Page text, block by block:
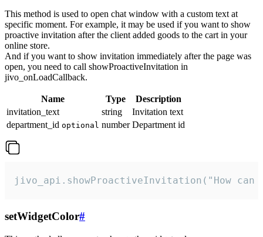
This method is used to open chat window with a custom text at
specific moment. For example, it may be used if you want to show
proactive invitation after the client added goods to the cart in your
online store.
And if you want to show invitation immediately after the page was
open, you need to call showProactiveInvitation in
jivo_onLoadCallback.
Name Type
Description
invitation_text
string
Invitation text
department_id optional number Department id
jivo_api.showProactiveInvitation("How
setWidgetColor#